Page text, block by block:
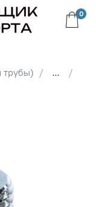
0
трубы)
...